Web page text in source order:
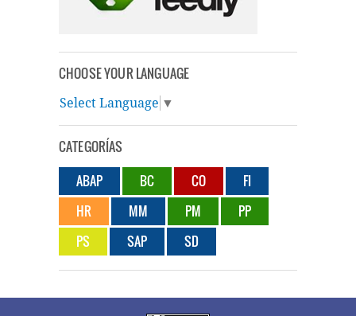
CHOOSE YOUR LANGUAGE
Select Language ▼
CATEGORÍAS
ABAP
BC CO
FI
HR
MM PM
PP
PS
SAP SD